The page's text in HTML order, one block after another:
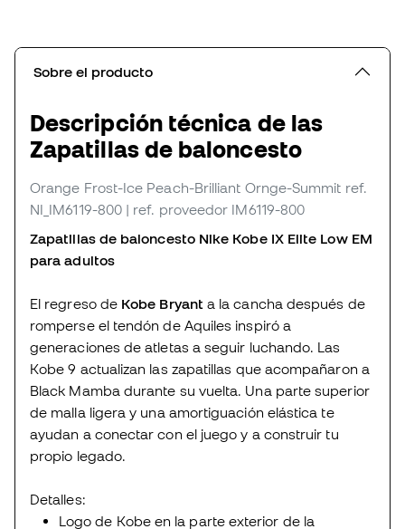
Sobre el producto
Descripción técnica de las
Zapatillas de baloncesto
Orange Frost-Ice Peach-Brilliant Ornge-Summit ref.
NI_IM6119-800 | ref. proveedor IM6119-800
Zapatillas de baloncesto Nike Kobe IX Elite Low EM
para adultos
El regreso de Kobe Bryant a la cancha después de
romperse el tendón de Aquiles inspiró a
generaciones de atletas a seguir luchando. Las
Kobe 9 actualizan las zapatillas que acompañaron a
Black Mamba durante su vuelta. Una parte superior
de malla ligera y una amortiguación elástica te
ayudan a conectar con el juego y a construir tu
propio legado.
Detalles:
Logo de Kobe en la parte exterior de la